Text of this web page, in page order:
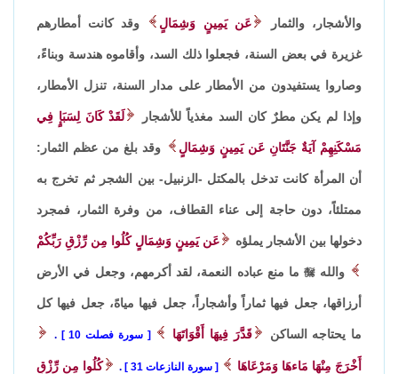
والأشجار، والثمار عَن يَمِينٍ وَشِمَالٍ وقد كانت أمطارهم
غزيرة في بعض السنة، فجعلوا ذلك السد، وأقاموه هندسة وبناءً،
وصاروا يستفيدون من الأمطار على مدار السنة، تنزل الأمطار،
وإذا لم يكن مطرٌ كان السد مغذياً للأشجار لَقَدْ كَانَ لِسَبَإٍ فِي
مَسْكَنِهِمْ آيَةٌ جَنَّتَانِ عَن يَمِينٍ وَشِمَالٍ وقد بلغ من عظم الثمار:
أن المرأة كانت تدخل بالمكتل -الزنبيل- بين الشجر ثم تخرج به
ممتلئاً، دون حاجة إلى عناء القطاف، من وفرة الثمار، فمجرد
دخولها بين الأشجار يملؤه عَن يَمِينٍ وَشِمَالٍ كُلُوا مِن رِّزْقِ رَبِّكُمْ
واللهما منع عباده النعمة، لقد أكرمهم، وجعل في الأرض
أرزاقها، جعل فيها ثماراً وأشجاراً، جعل فيها مياهً، جعل فيها كل
ما يحتاجه الساكن قَدَّرَ فِيهَا أَقْوَاتَهَا سورة فصلت 10 .
أَخْرَجَ مِنْهَا مَاءهَا وَمَرْعَاهَا سورة النازعات 31 . كُلُوا مِن رِّزْقِ